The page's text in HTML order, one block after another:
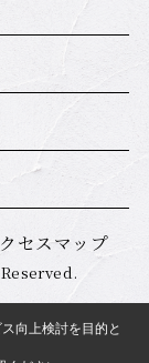
セスマップ
向上検討を目的と